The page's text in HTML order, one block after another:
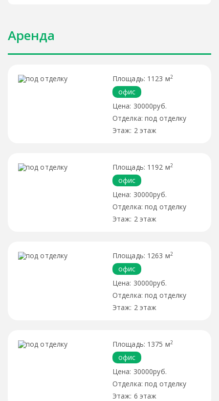
Аренда
1123 м2
офис
30000руб.
под отделку
2 этаж
1192 м2
офис
30000руб.
под отделку
2 этаж
1263 м2
офис
30000руб.
под отделку
2 этаж
1375 м2
офис
30000руб.
под отделку
6 этаж